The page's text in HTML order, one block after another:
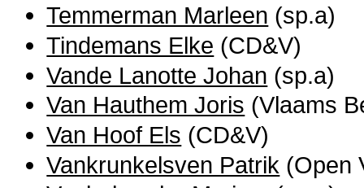
Temmerman Marleen (sp.a)
Tindemans Elke (CD&V)
Vande Lanotte Johan (sp.a)
Van Hauthem Joris (Vlaams
Van Hoof Els (CD&V)
Vankrunkelsven Patrik (Open